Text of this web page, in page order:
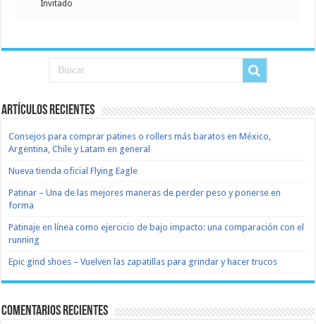
Invitado
Artículos recientes
Consejos para comprar patines o rollers más baratos en México,
Argentina, Chile y Latam en general
Nueva tienda oficial Flying Eagle
Patinar – Una de las mejores maneras de perder peso y ponerse en
forma
Patinaje en línea como ejercicio de bajo impacto: una comparación con el
running
Epic gind shoes – Vuelven las zapatillas para grindar y hacer trucos
Comentarios recientes